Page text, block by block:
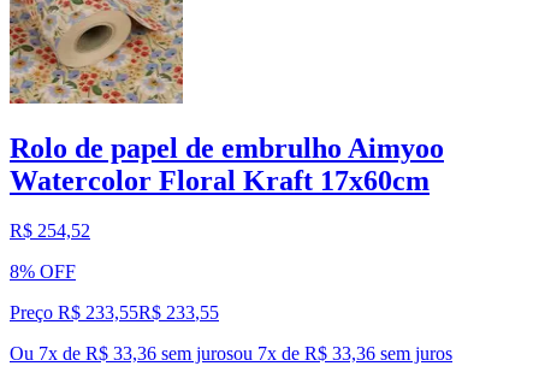
Rolo de papel de embrulho Aimyoo
Watercolor Floral Kraft 17x60cm
R$ 254,52
8% OFF
Preço R$ 233,55R$ 233,55
Ou 7x de R$ 33,36 sem jurosou 7x de R$ 33,36 sem juros